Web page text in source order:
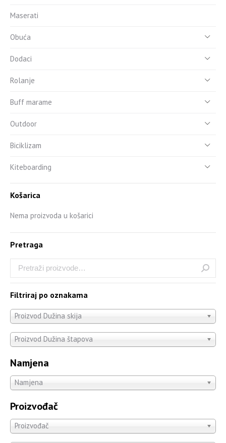
Maserati
Obuća
Dodaci
Rolanje
Buff marame
Outdoor
Biciklizam
Kiteboarding
Košarica
Nema proizvoda u košarici
Pretraga
Filtriraj po oznakama
Proizvod Dužina skija
Proizvod Dužina štapova
Namjena
Namjena
Proizvođač
Proizvođač